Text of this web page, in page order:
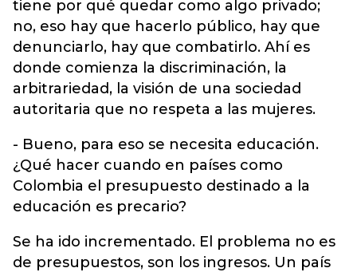
tiene por qué quedar como algo privado;
no, eso hay que hacerlo público, hay que
denunciarlo, hay que combatirlo. Ahí es
donde comienza la discriminación, la
arbitrariedad, la visión de una sociedad
autoritaria que no respeta a las mujeres.
- Bueno, para eso se necesita educación.
¿Qué hacer cuando en países como
Colombia el presupuesto destinado a la
educación es precario?
Se ha ido incrementado. El problema no es
de presupuestos, son los ingresos. Un país